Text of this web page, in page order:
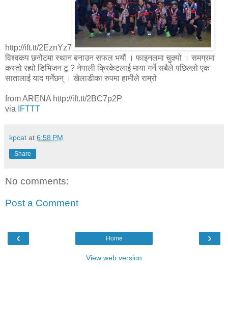
http://ift.tt/2EznYz7
विश्वकप छनोटमा स्थान बनाउन सफल भयौं । फाइनलमा चुक्यो । समग्रमा
कस्तो रह्यो डिभिजन टू ? नेपाली क्रिकेटलाई माया गर्ने सबैले पछिल्लो एक
सातालाई याद गर्नेछन् । खेलाडीका रुपमा हामीले राम्रो
from ARENA http://ift.tt/2BC7p2P
via
IFTTT
kpcat at 6:58 PM
Share
No comments:
Post a Comment
‹ ›
Home
View web version